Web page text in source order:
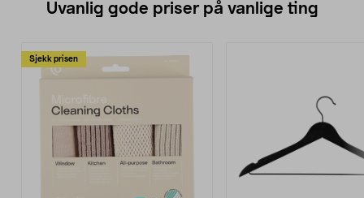
Uvanlig gode priser på vanlige ting
Sjekk prisen